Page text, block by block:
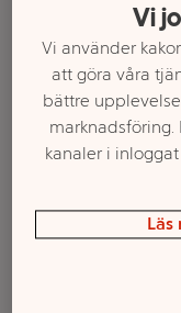
Vi
Vi använder
att göra våra
bättre
kanaler i
Läs